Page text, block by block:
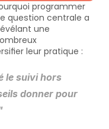
programmer
question centrale a
une
leur pratique :
le suivi hors
donner pour